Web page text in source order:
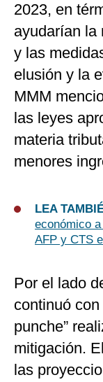
2023, en
ayudarían la
y las
elusión y la
MMM
las leyes
materia
menores
LEA
económico
AFP y CTS
Por el lado
continuó
punche”
mitigación.
las